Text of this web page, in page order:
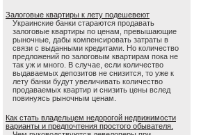
Залоговые квартиры к лету подешевеют
Украинские банки стараются продавать
залоговые квартиры по ценам, превышающие
рыночные, дабы компенсировать затраты в
связи с выданными кредитами. Но количество
предложений по залоговым квартирам пока не
так уж и много. В случае, если количество
выдаваемых депозитов не снизится, то уже к
лету банки будут увеличивать количество
продаваемых квартир и снизить цены вслед
повинуясь рыночным ценам.
Как стать владельцем недорогой недвижимости
варианты и предпочтения простого обывателя.